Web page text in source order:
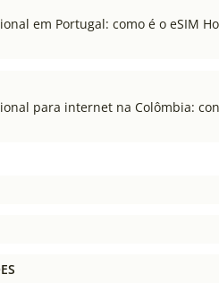
em Portugal: como é o eSIM
para internet na Colômbia: